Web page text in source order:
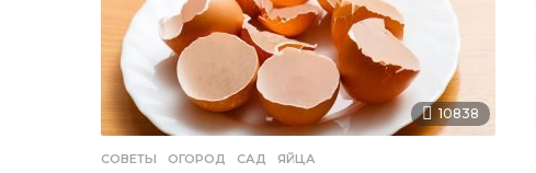
10838
СОВЕТЫ ОГОРОД ,САД ,ЯЙЦА